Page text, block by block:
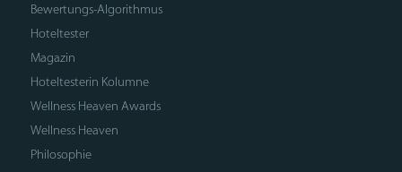
Bewertungs-Algorithmus
Hoteltester
Magazin
Hoteltesterin Kolumne
Wellness Heaven Awards
Wellness Heaven
Philosophie